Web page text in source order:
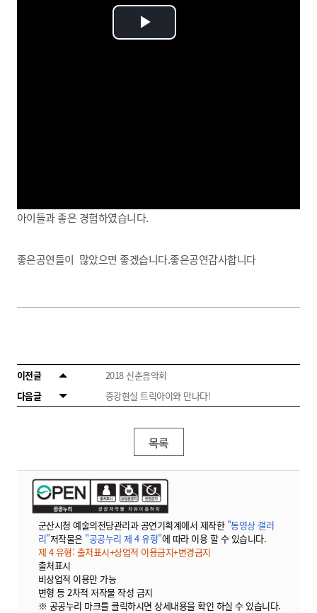
Play
아이들과 좋은 경험하였습니다.
좋은공연들이 많았으면 좋겠습니다.좋은공연감사합니다
이전글
2018 신춘음악회
다음글
증강현실 트릭아이와 만나다!
목록
군산시청 예술의전당관리과 공연기획계에서 제작한 "동영상 갤러
리"저작물은 "공공누리 제 4 유형"에 따라 이용 할 수 있습니다.
제 4 유형: 출처표시+상업적 이용금지+변경금지
출처표시
비상업적 이용만 가능
변형 등 2차적 저작물 작성 금지
※ 공공누리 마크를 클릭하시면 상세내용을 확인 하실 수 있습니다.